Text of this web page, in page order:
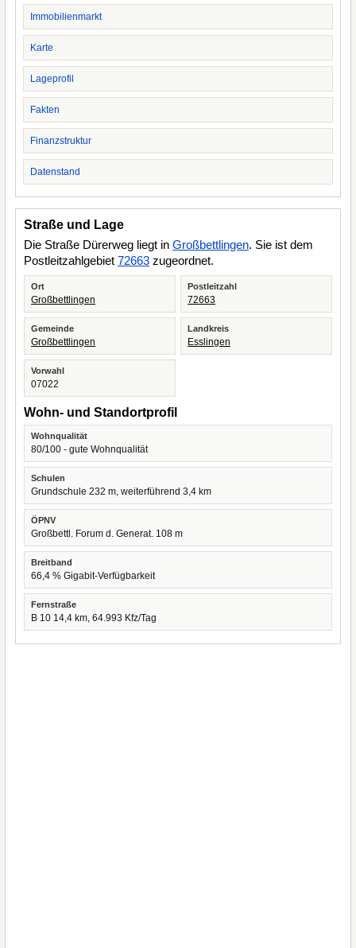
Immobilienmarkt
Karte
Lageprofil
Fakten
Finanzstruktur
Datenstand
Straße und Lage
Die Straße Dürerweg liegt in Großbettlingen. Sie ist dem
Postleitzahlgebiet 72663 zugeordnet.
Ort
Großbettlingen
Postleitzahl
72663
Gemeinde
Großbettlingen
Landkreis
Esslingen
Vorwahl
07022
Wohn- und Standortprofil
Wohnqualität
80/100 - gute Wohnqualität
Schulen
Grundschule 232 m, weiterführend 3,4 km
ÖPNV
Großbettl. Forum d. Generat. 108 m
Breitband
66,4 % Gigabit-Verfügbarkeit
Fernstraße
B 10 14,4 km, 64.993 Kfz/Tag